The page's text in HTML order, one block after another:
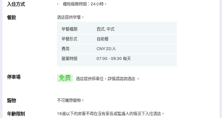
入住方式 櫃枱服務時間：24小時。
餐飲 酒店提供早餐。
早餐種類
西式, 中式
早餐形式
自助餐
費用
CNY 22/人
營業時間
07:00 - 09:30 每天
停車場 免费 酒店提供停車位，詳情請諮詢酒店 。
寵物 不可攜帶寵物。
年齡限制 18歲以下的房客不得在沒有家長或監護人的情況下入住酒店。